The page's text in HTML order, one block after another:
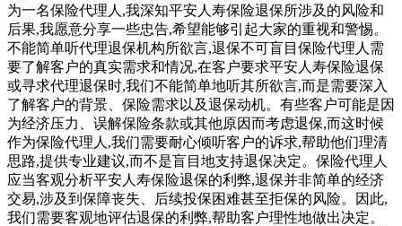
为一名保险代理人,我深知平安人寿保险退保所涉及的风险和
后果,我愿意分享一些忠告,希望能够引起大家的重视和警惕。
不能简单听代理退保机构所欲言,退保不可盲目保险代理人需
要了解客户的真实需求和情况,在客户要求平安人寿保险退保
或寻求代理退保时,我们不能简单地听其所欲言,而是需要深入
了解客户的背景、保险需求以及退保动机。有些客户可能是因
为经济压力、误解保险条款或其他原因而考虑退保,而这时候
作为保险代理人,我们需要耐心倾听客户的诉求,帮助他们理清
思路,提供专业建议,而不是盲目地支持退保决定。保险代理人
应当客观分析平安人寿保险退保的利弊,退保并非简单的经济
交易,涉及到保障丧失、后续投保困难甚至拒保的风险。因此,
我们需要客观地评估退保的利弊,帮助客户理性地做出决定。